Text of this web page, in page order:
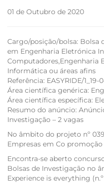
01 de Outubro de 2020
Cargo/posição/bolsa: Bolsa
em Engenharia Eletrónica
Computadores,Engenharia
Informática ou áreas afins
Referência: EASYRIDE/1_19-
Área científica genérica:
Área científica específica:
Resumo do anúncio:
Investigação – 2 vagas
No âmbito do projeto nº
Empresas em Co promoção
Encontra-se aberto
Bolsas de Investigação no
Experience is everything